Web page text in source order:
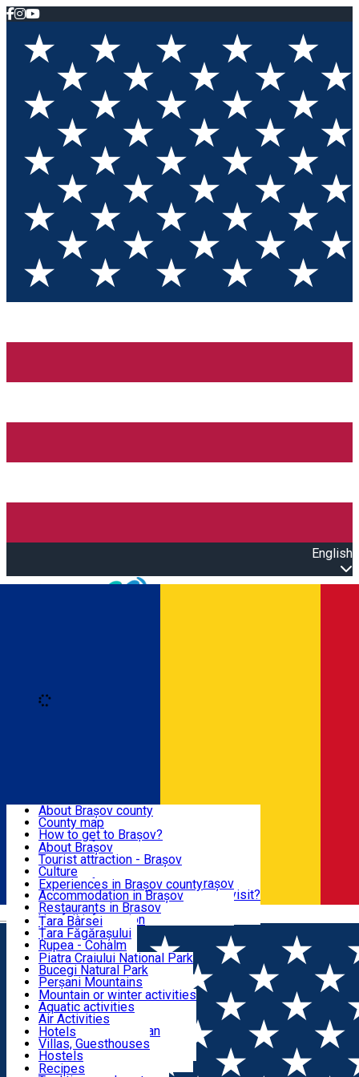
English
Română
BRAȘOV
EXPERIENCES
DESTINATIONS
NATURE
ACTIVE TOURISM
ACCOMMODATION
CULTURAL HERITAGE
About Brașov county
County map
How to get to Brașov?
Tourist Information Centers
Tourist Guides
Brașov Tourism Recommendations
Historical tourist attractions
What would a local recommend to visit?
Tourism news Brașov
Restaurants
About Brașov
Tourist attraction - Brașov
Culture
Tourist Information Center - Brașov
Accommodation in Brașov
Restaurants in Brasov
Usefull information
Experiences in Brașov county
Țara Bârsei
Țara Făgărașului
Rupea - Cohalm
ECO Destinations
Piatra Craiului National Park
Bucegi Natural Park
Perșani Mountains
Făgăraș Mountains
Postăvarul Peak
Măgura Codlei
Ciucaș Mountains
Protected areas
Other natural attractions
Speoturism
Mountain or winter activities
Aquatic activities
Air Activities
Adventure, Equestrian
Cycling, Running
Other activities
Hotels
Villas, Guesthouses
Hostels
Cottages
Recipes